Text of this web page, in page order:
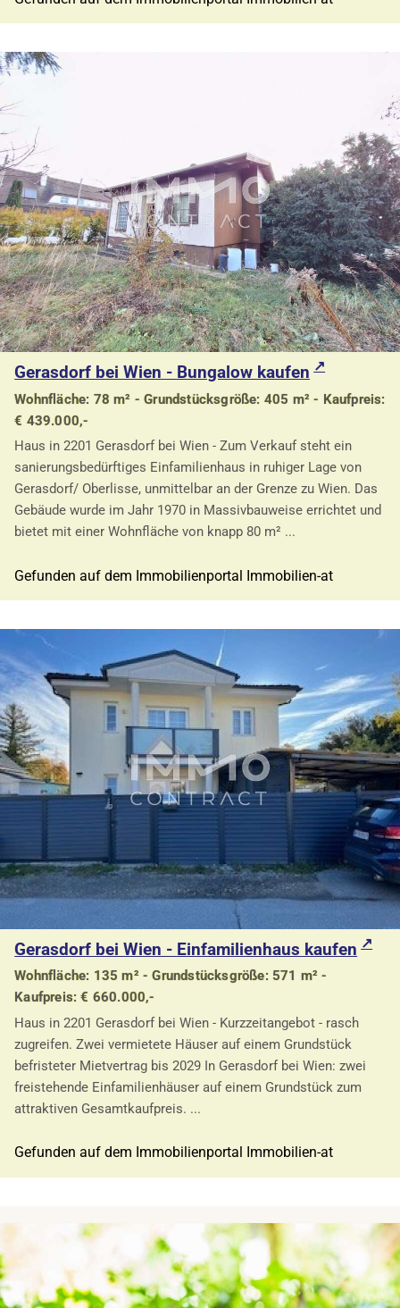
Gerasdorf bei Wien - Bungalow kaufen
Wohnfläche: 78 m² - Grundstücksgröße: 405 m² - Kaufpreis:
€ 439.000,-
Haus in 2201 Gerasdorf bei Wien - Zum Verkauf steht ein
sanierungsbedürftiges Einfamilienhaus in ruhiger Lage von
Gerasdorf/ Oberlisse, unmittelbar an der Grenze zu Wien. Das
Gebäude wurde im Jahr 1970 in Massivbauweise errichtet und
bietet mit einer Wohnfläche von knapp 80 m² ...
Gefunden auf dem Immobilienportal Immobilien-at
Gerasdorf bei Wien - Einfamilienhaus kaufen
Wohnfläche: 135 m² - Grundstücksgröße: 571 m² -
Kaufpreis: € 660.000,-
Haus in 2201 Gerasdorf bei Wien - Kurzzeitangebot - rasch
zugreifen. Zwei vermietete Häuser auf einem Grundstück
befristeter Mietvertrag bis 2029 In Gerasdorf bei Wien: zwei
freistehende Einfamilienhäuser auf einem Grundstück zum
attraktiven Gesamtkaufpreis. ...
Gefunden auf dem Immobilienportal Immobilien-at